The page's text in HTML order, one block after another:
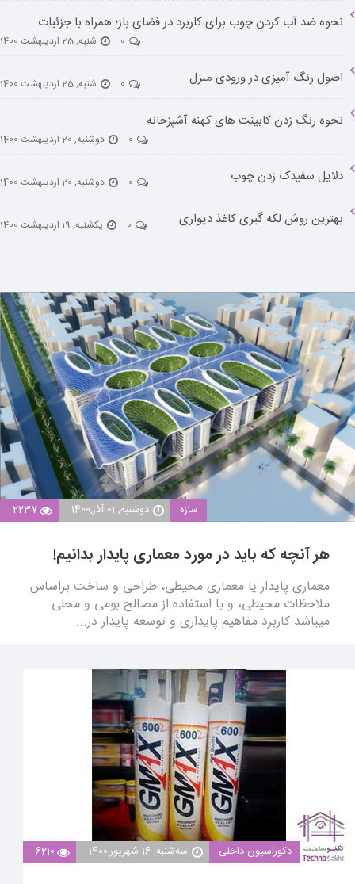
نحوه ضد آب کردن چوب برای کاربرد در فضای باز؛ همراه با جزئیات
0 شنبه, 25 اردیبهشت 1400
اصول رنگ آمیزی در ورودی منزل 0 شنبه, 25 اردیبهشت 1400
نحوه رنگ زدن کابینت های کهنه آشپزخانه
0 دوشنبه, 20 اردیبهشت 1400
دلایل سفیدک زدن چوب 0 دوشنبه, 20 اردیبهشت 1400
بهترین روش لکه گیری کاغذ دیواری 0 يكشنبه, 19 اردیبهشت 1400
2237 دوشنبه, 01 آذر,1400 سازه
هر آنچه که باید در مورد معماری پایدار بدانیم!
معماری پایدار یا معماری محیطی، طراحی و ساخت براساس
ملاحظات محیطی، و با استفاده از مصالح بومی و محلی
میباشد.کاربرد مفاهیم پایداری و توسعه پایدار در...
6210 ﺳﻪشنبه, 16 شهریور,1400 دکوراسیون داخلی